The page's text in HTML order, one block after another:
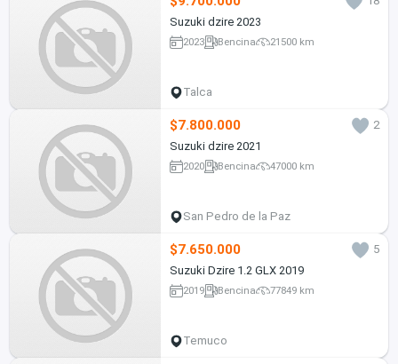
Suzuki dzire 2023
2023 Bencina 21500 km
Talca
$7.800.000
2
Suzuki dzire 2021
2020 Bencina 47000 km
San Pedro de la Paz
$7.650.000
5
Suzuki Dzire 1.2 GLX 2019
2019 Bencina 77849 km
Temuco